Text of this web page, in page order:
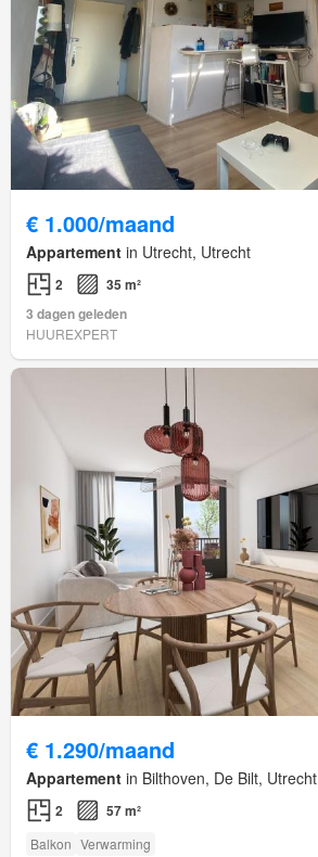
€ 1.000/maand
Appartement in Utrecht, Utrecht
2
35 m²
3 dagen geleden
HUUREXPERT
€ 1.290/maand
Appartement in Bilthoven, De Bilt, Utrecht
2 57 m²
Balkon Verwarming